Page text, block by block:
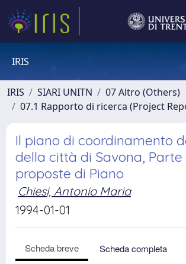
IRIS
IRIS SIARI UNITN
07 Altro (Others)
07.1 Rapporto di ricerca (Project
Il piano di coordinamento
della città di Savona, Parte
proposte di Piano
Chiesi, Antonio Maria
1994-01-01
Scheda breve
Scheda completa